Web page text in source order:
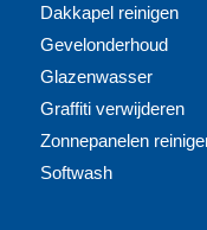
Dakkapel reinigen
Gevelonderhoud
Glazenwasser
Graffiti verwijderen
Zonnepanelen
Softwash